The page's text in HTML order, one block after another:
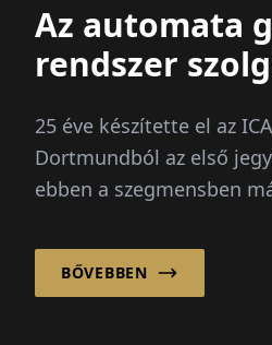
Az automata
rendszer
25 éve készítette el az
Dortmundból az első
ebben a szegmensben
BŐVEBBEN